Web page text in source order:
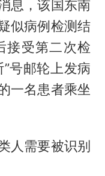
息，该国东南
似病例检测结
接受第二次检
号邮轮上发病
一名患者乘坐
人需要被识别